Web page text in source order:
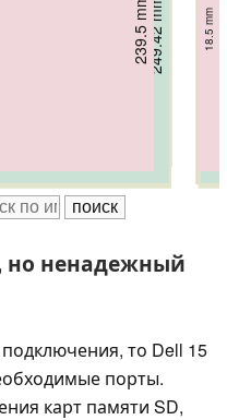
235.56 mm 18.99 mm
250.6 mm 19.9 mm
254 mm 18 mm
249.42 mm 15.95 mm
239.5 mm 18.5 mm
но ненадежный
то Dell 15
порты.
карт памяти SD,